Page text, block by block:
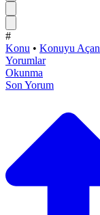
#
Konu • Konuyu Açan
Yorumlar
Okunma
Son Yorum